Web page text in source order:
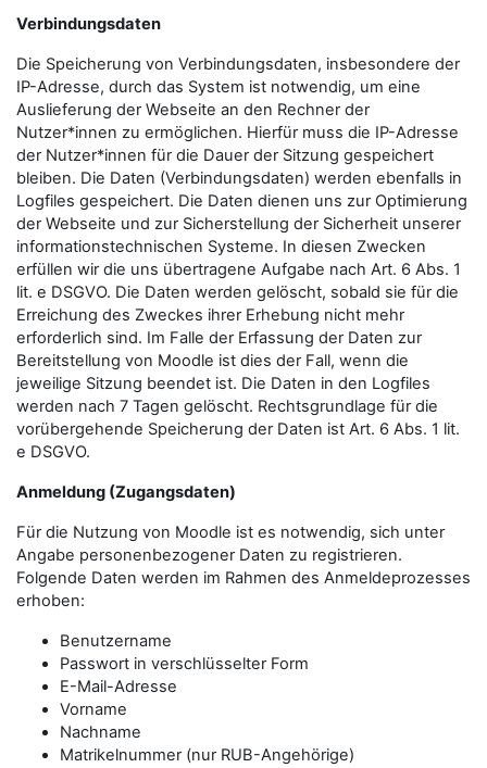
Verbindungsdaten
Die Speicherung von Verbindungsdaten, insbesondere der
IP-Adresse, durch das System ist notwendig, um eine
Auslieferung der Webseite an den Rechner der
Nutzer*innen zu ermöglichen. Hierfür muss die IP-Adresse
der Nutzer*innen für die Dauer der Sitzung gespeichert
bleiben. Die Daten (Verbindungsdaten) werden ebenfalls in
Logfiles gespeichert. Die Daten dienen uns zur Optimierung
der Webseite und zur Sicherstellung der Sicherheit unserer
informationstechnischen Systeme. In diesen Zwecken
erfüllen wir die uns übertragene Aufgabe nach Art. 6 Abs. 1
lit. e DSGVO. Die Daten werden gelöscht, sobald sie für die
Erreichung des Zweckes ihrer Erhebung nicht mehr
erforderlich sind. Im Falle der Erfassung der Daten zur
Bereitstellung von Moodle ist dies der Fall, wenn die
jeweilige Sitzung beendet ist. Die Daten in den Logfiles
werden nach 7 Tagen gelöscht. Rechtsgrundlage für die
vorübergehende Speicherung der Daten ist Art. 6 Abs. 1 lit.
e DSGVO.
Anmeldung (Zugangsdaten)
Für die Nutzung von Moodle ist es notwendig, sich unter
Angabe personenbezogener Daten zu registrieren.
Folgende Daten werden im Rahmen des Anmeldeprozesses
erhoben:
Benutzername
Passwort in verschlüsselter Form
E-Mail-Adresse
Vorname
Nachname
Matrikelnummer (nur RUB-Angehörige)